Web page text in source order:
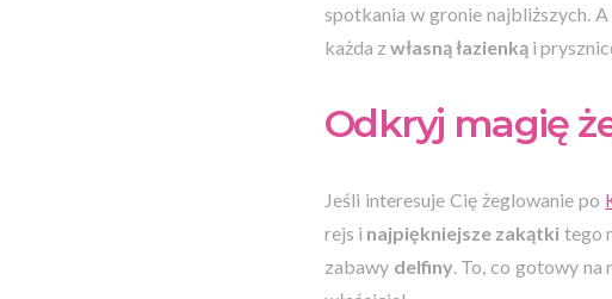
spotkania w gronie najbliższych.
każda z własną łazienką i
Odkryj magię
Jeśli interesuje Cię żeglowanie po
rejs i najpiękniejsze zakątki tego
zabawy delfiny . To, co gotowy na